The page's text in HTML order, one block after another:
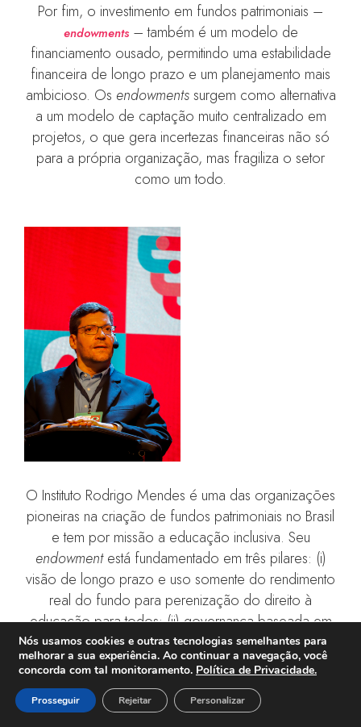
Por fim, o investimento em fundos patrimoniais –
endowments–também é um modelo de
financiamento ousado, permitindo uma estabilidade
financeira de longo prazo e um planejamento mais
ambicioso. Os endowmentssurgem como alternativa
a um modelo de captação muito centralizado em
projetos, o que gera incertezas financeiras não só
para a própria organização, mas fragiliza o setor
como um todo.
O Instituto Rodrigo Mendes é uma das organizações
pioneiras na criação de fundos patrimoniais no Brasil
e tem por missão a educação inclusiva. Seu
endowmentestá fundamentado em três pilares: (i)
visão de longo prazo e uso somente do rendimento
real do fundo para perenização do direito à
educação para todos; (ii) governança baseada em
agilidade e transparência, tendo como elemento
estruturante um Comitê de Investimentos voltado para
apoiar as decisões em torno da alocação dos
recursos no mercado financeiro; e (iii) engajamento
Nós usamos cookies e outras tecnologias semelhantes para
melhorar a sua experiência. Ao continuar a navegação, você
concorda com tal monitoramento. Política de Privacidade.
Prosseguir Rejeitar Personalizar